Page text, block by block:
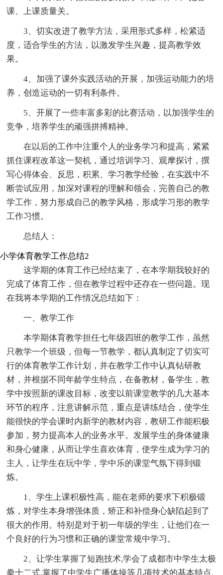
课、上课质量关。
3、切实改进了教学方法，采用形式多样，松紧适
度，适合学生的方法，以激发学生兴趣，提高教学效
果。
4、加强了课外实践活动的开展，加强运动能力的培
养，创造运动的一切有利条件。
5、开展了一些丰富多彩的比赛活动，以加强学生的
竞争，培养学生的顽强拼搏精神。
在以后的工作中注重个人的业务学习和提高，紧紧
抓住课程改革这一契机，通过培训学习、观摩探讨，撰
写心得体会、反思，积累、学习教学经验，在实践中不
断尝试应用，加深对课程的理解和领会，完善自己的教
学工作，努力形成自己的教学风格，形成学习形的教学
工作习惯。
总结人：
小学体育教学工作总结2
这学期的体育工作已经结束了，在本学期我较好的
完成了体育工作，但在教学过程中还存在一些问题。现
在我将本学期的工作情况总结如下：
一、教学工作
本学期体育教学担任七年级四班的教学工作，虽然
只教学一个班级，但每一节教学，都认真制定了切实可
行的体育教学工作计划，并在教学工作中认真钻研教
材，并根据不同年龄学生特点，在备教材，备学生，教
学中按照新的课改目标，改变以前课堂教学的几大基本
环节的程序，注意讲解示范，重点是讲练结合，使学生
能很快的学会课时内新学的教材内容，教研工作能积极
参加，努力提高本人的业务水平。发展学生的身体健康
和身心健康，从而让学生喜欢体育，使学生成为学习的
主人，让学生在玩中学，学中乐的课堂气氛下得到锻
炼。
1、学生上课积极性高，能在老师的要求下积极锻
炼，对学生本身增强体质，矫正和补偿身心缺陷起到了
很大的作用。特别是对于初一年级的学生，让他们在一
个良好的行为习惯和正确的课堂常规中学习。
2、让学生掌握了短跑技术,学会了成都市中学生太极
拳十二式,掌握了中学生广播体操等几项技术的基本特点,